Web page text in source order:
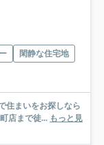
閑静な住宅地
住まいをお探しなら
店まで徒... もっと見